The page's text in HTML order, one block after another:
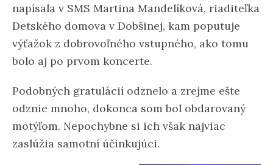
napísala v SMS Martina Mandelíková, riaditeľka
Detského domova v Dobšinej, kam poputuje
výťažok z dobrovoľného vstupného, ako tomu
bolo aj po prvom koncerte.
Podobných gratulácií odznelo a zrejme ešte
odznie mnoho, dokonca som bol obdarovaný
motýľom. Nepochybne si ich však najviac
zaslúžia samotní účinkujúci.